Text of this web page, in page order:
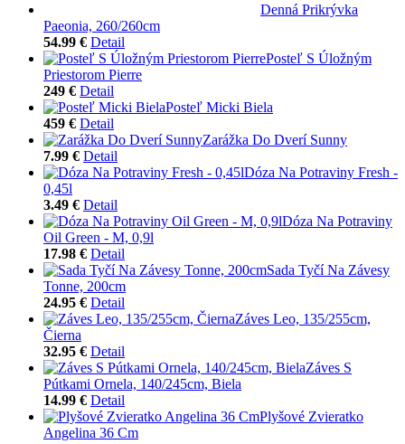
Denná Prikrývka
Paeonia, 260/260cm
54.99 € Detail
Posteľ S Úložným
Priestorom Pierre
249 € Detail
Posteľ Micki Biela
459 € Detail
Zarážka Do Dverí Sunny
7.99 € Detail
Dóza Na Potraviny Fresh -
0,45l
3.49 € Detail
Dóza Na Potraviny
Oil Green - M, 0,9l
17.98 € Detail
Sada Tyčí Na Závesy
Tonne, 200cm
24.95 € Detail
Záves Leo, 135/255cm,
Čierna
32.95 € Detail
Záves S
Pútkami Ornela, 140/245cm, Biela
14.99 € Detail
Plyšové Zvieratko
Angelina 36 Cm